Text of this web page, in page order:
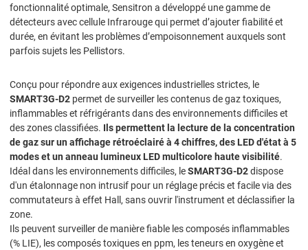
fonctionnalité optimale, Sensitron a développé une gamme de
détecteurs avec cellule Infrarouge qui permet d’ajouter fiabilité et
durée, en évitant les problèmes d’empoisonnement auxquels sont
parfois sujets les Pellistors.
Conçu pour répondre aux exigences industrielles strictes, le
SMART3G-D2 permet de surveiller les contenus de gaz toxiques,
inflammables et réfrigérants dans des environnements difficiles et
des zones classifiées. Ils permettent la lecture de la concentration
de gaz sur un affichage rétroéclairé à 4 chiffres, des LED d'état à 5
modes et un anneau lumineux LED multicolore haute visibilité.
Idéal dans les environnements difficiles, leSMART3G-D2dispose
d'un étalonnage non intrusif pour un réglage précis et facile via des
commutateurs à effet Hall, sans ouvrir l'instrument et déclassifier la
zone.
Ils peuvent surveiller de manière fiable les composés inflammables
(% LIE), les composés toxiques en ppm, les teneurs en oxygène et